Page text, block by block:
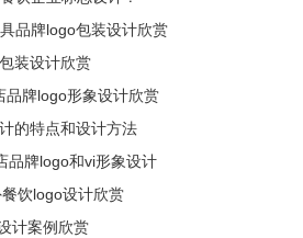
品牌logo包装设计欣赏
装设计欣赏
品牌logo形象设计欣赏
的特点和设计方法
品牌logo和vi形象设计
饮logo设计欣赏
计案例欣赏